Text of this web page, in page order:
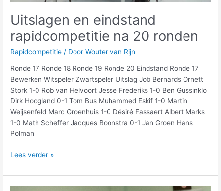
Uitslagen en eindstand
rapidcompetitie na 20 ronden
Rapidcompetitie / DoorWouter van Rijn
Ronde 17 Ronde 18 Ronde 19 Ronde 20 Eindstand Ronde 17
Bewerken Witspeler Zwartspeler Uitslag Job Bernards Ornett
Stork 1-0 Rob van Helvoort Jesse Frederiks 1-0 Ben Gussinklo
Dirk Hoogland 0-1 Tom Bus Muhammed Eskif 1-0 Martin
Weijsenfeld Marc Groenhuis 1-0 Désiré Fassaert Albert Marks
1-0 Math Scheffer Jacques Boonstra 0-1 Jan Groen Hans
Polman
Lees verder »